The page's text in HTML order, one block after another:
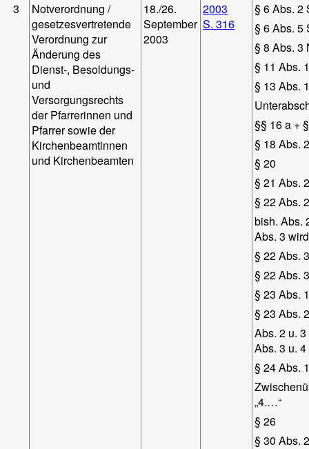
3
Notverordnung /
gesetzesvertretende
Verordnung zur
Änderung des
Dienst-, Besoldungs-
und
Versorgungsrechts
der Pfarrerinnen und
Pfarrer sowie der
Kirchenbeamtinnen
und Kirchenbeamten
18./26.
September
2003
2003
S. 316
§ 6 Abs. 2
§ 6 Abs. 5
§ 8 Abs. 3
§ 11 Abs.
§ 13 Abs.
§§ 16 a +
§ 18 Abs.
§ 20
§ 21 Abs.
§ 22 Abs.
bish. Abs.
Abs. 3
§ 22 Abs.
§ 22 Abs.
§ 23 Abs.
§ 23 Abs.
Abs. 2 u.
Abs. 3 u. 4
§ 24 Abs.
„4.…“
§ 26
§ 30 Abs.